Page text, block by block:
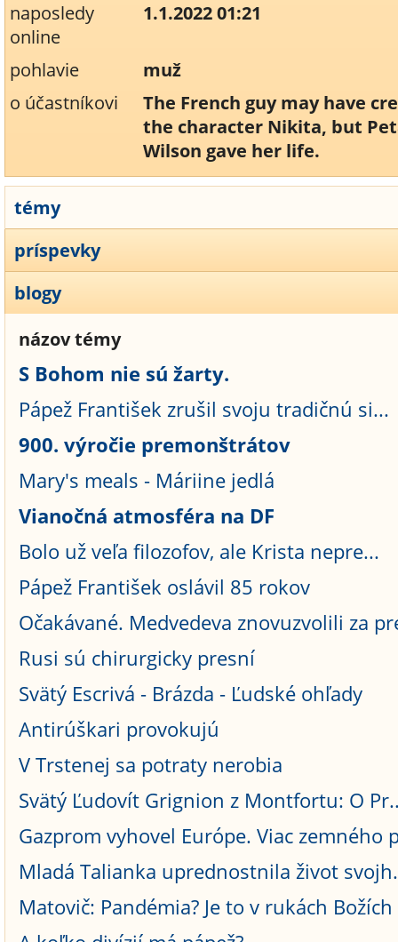
naposledy
online
1.1.2022 01:21
pohlavie
muž
o účastníkovi
The French guy may have
the character Nikita, but
Wilson gave her life.
témy
príspevky
blogy
názov témy
S Bohom nie sú žarty.
Pápež František zrušil svoju tradičnú si...
900. výročie premonštrátov
Mary's meals - Máriine jedlá
Vianočná atmosféra na DF
Bolo už veľa filozofov, ale Krista nepre...
Pápež František oslávil 85 rokov
Očakávané. Medvedeva znovuzvolili za
Rusi sú chirurgicky presní
Svätý Escrivá - Brázda - Ľudské ohľady
Antirúškari provokujú
V Trstenej sa potraty nerobia
Svätý Ľudovít Grignion z Montfortu: O
Gazprom vyhovel Európe. Viac zemného
Mladá Talianka uprednostnila život
Matovič: Pandémia? Je to v rukách Božích